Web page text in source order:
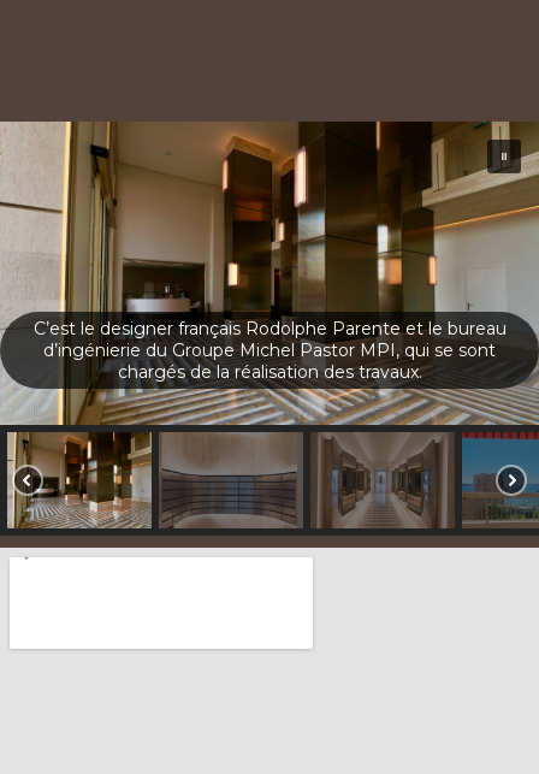
C’est le designer français Rodolphe Parente et le bureau
d’ingénierie du Groupe Michel Pastor MPI, qui se sont
chargés de la réalisation des travaux.